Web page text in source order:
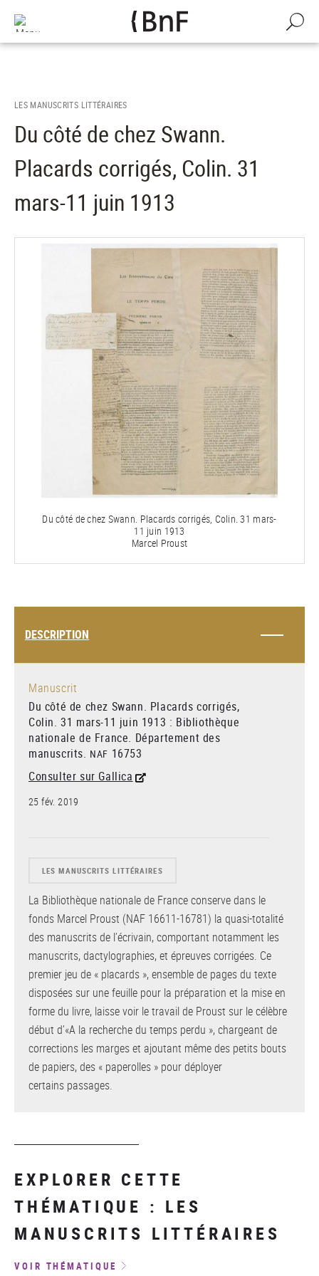
contenu
Recherche
LES MANUSCRITS LITTÉRAIRES
Du côté de chez Swann.
Placards corrigés, Colin. 31
mars-11 juin 1913
Du côté de chez Swann. Placards corrigés, Colin. 31 mars-
11 juin 1913
Marcel Proust
DESCRIPTION
Manuscrit
Du côté de chez Swann. Placards corrigés,
Colin. 31 mars-11 juin 1913 : Bibliothèque
nationale de France. Département des
manuscrits. NAF 16753
Consulter sur Gallica
25 fév. 2019
LES MANUSCRITS LITTÉRAIRES
La Bibliothèque nationale de France conserve dans le
fonds Marcel Proust (NAF 16611-16781) la quasi-totalité
des manuscrits de l’écrivain, comportant notamment les
manuscrits, dactylographies, et épreuves corrigées. Ce
premier jeu de « placards », ensemble de pages du texte
disposées sur une feuille pour la préparation et la mise en
forme du livre, laisse voir le travail de Proust sur le célèbre
début d’«A la recherche du temps perdu », chargeant de
corrections les marges et ajoutant même des petits bouts
de papiers, des « paperolles » pour déployer
certains passages.
EXPLORER CETTE
THÉMATIQUE : LES
MANUSCRITS LITTÉRAIRES
VOIR THÉMATIQUE